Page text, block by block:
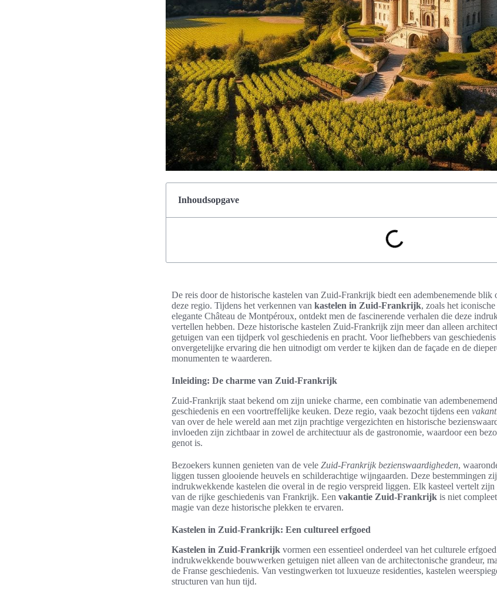
Inhoudsopgave
De reis door de historische kastelen van Zuid-Frankrijk biedt een adembenemende
deze regio. Tijdens het verkennen van kastelen in Zuid-Frankrijk, zoals het
elegante Château de Montpéroux, ontdekt men de fascinerende verhalen die deze
vertellen hebben. Deze historische kastelen Zuid-Frankrijk zijn meer dan alleen
getuigen van een tijdperk vol geschiedenis en pracht. Voor liefhebbers van
onvergetelijke ervaring die hen uitnodigt om verder te kijken dan de façade en de
monumenten te waarderen.
Inleiding: De charme van Zuid-Frankrijk
Zuid-Frankrijk staat bekend om zijn unieke charme, een combinatie van
geschiedenis en een voortreffelijke keuken. Deze regio, vaak bezocht tijdens een
van over de hele wereld aan met zijn prachtige vergezichten en historische
invloeden zijn zichtbaar in zowel de architectuur als de gastronomie, waardoor een
genot is.
Bezoekers kunnen genieten van de vele Zuid-Frankrijk bezienswaardigheden,
liggen tussen glooiende heuvels en schilderachtige wijngaarden. Deze bestemmingen
indrukwekkende kastelen die overal in de regio verspreid liggen. Elk kasteel vertelt
van de rijke geschiedenis van Frankrijk. Een vakantie Zuid-Frankrijk is niet
magie van deze historische plekken te ervaren.
Kastelen in Zuid-Frankrijk: Een cultureel erfgoed
Kastelen in Zuid-Frankrijk vormen een essentieel onderdeel van het culturele
indrukwekkende bouwwerken getuigen niet alleen van de architectonische grandeur,
de Franse geschiedenis. Van vestingwerken tot luxueuze residenties, kastelen
structuren van hun tijd.